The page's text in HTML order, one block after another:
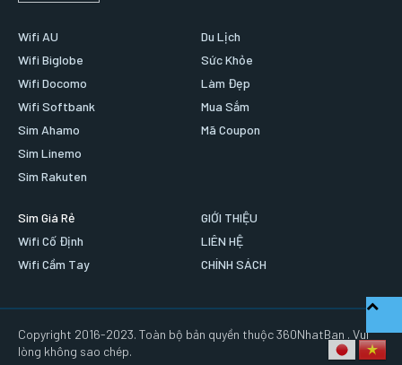
Wifi AU
Wifi Biglobe
Wifi Docomo
Wifi Softbank
Sim Ahamo
Sim Linemo
Sim Rakuten
Du Lịch
Sức Khỏe
Làm Đẹp
Mua Sắm
Mã Coupon
Sim Giá Rẻ
Wifi Cố Định
Wifi Cầm Tay
GIỚI THIỆU
LIÊN HỆ
CHÍNH SÁCH
Copyright 2016-2023. Toàn bộ bản quyền thuộc 360NhatBan . Vui
lòng không sao chép.